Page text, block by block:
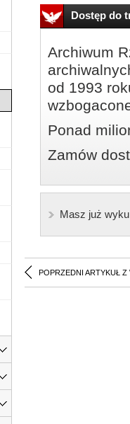
Dostęp do
Archiwum
od 1993
Ponad
Zamów
Masz już
POPRZEDNI ARTYKUŁ Z